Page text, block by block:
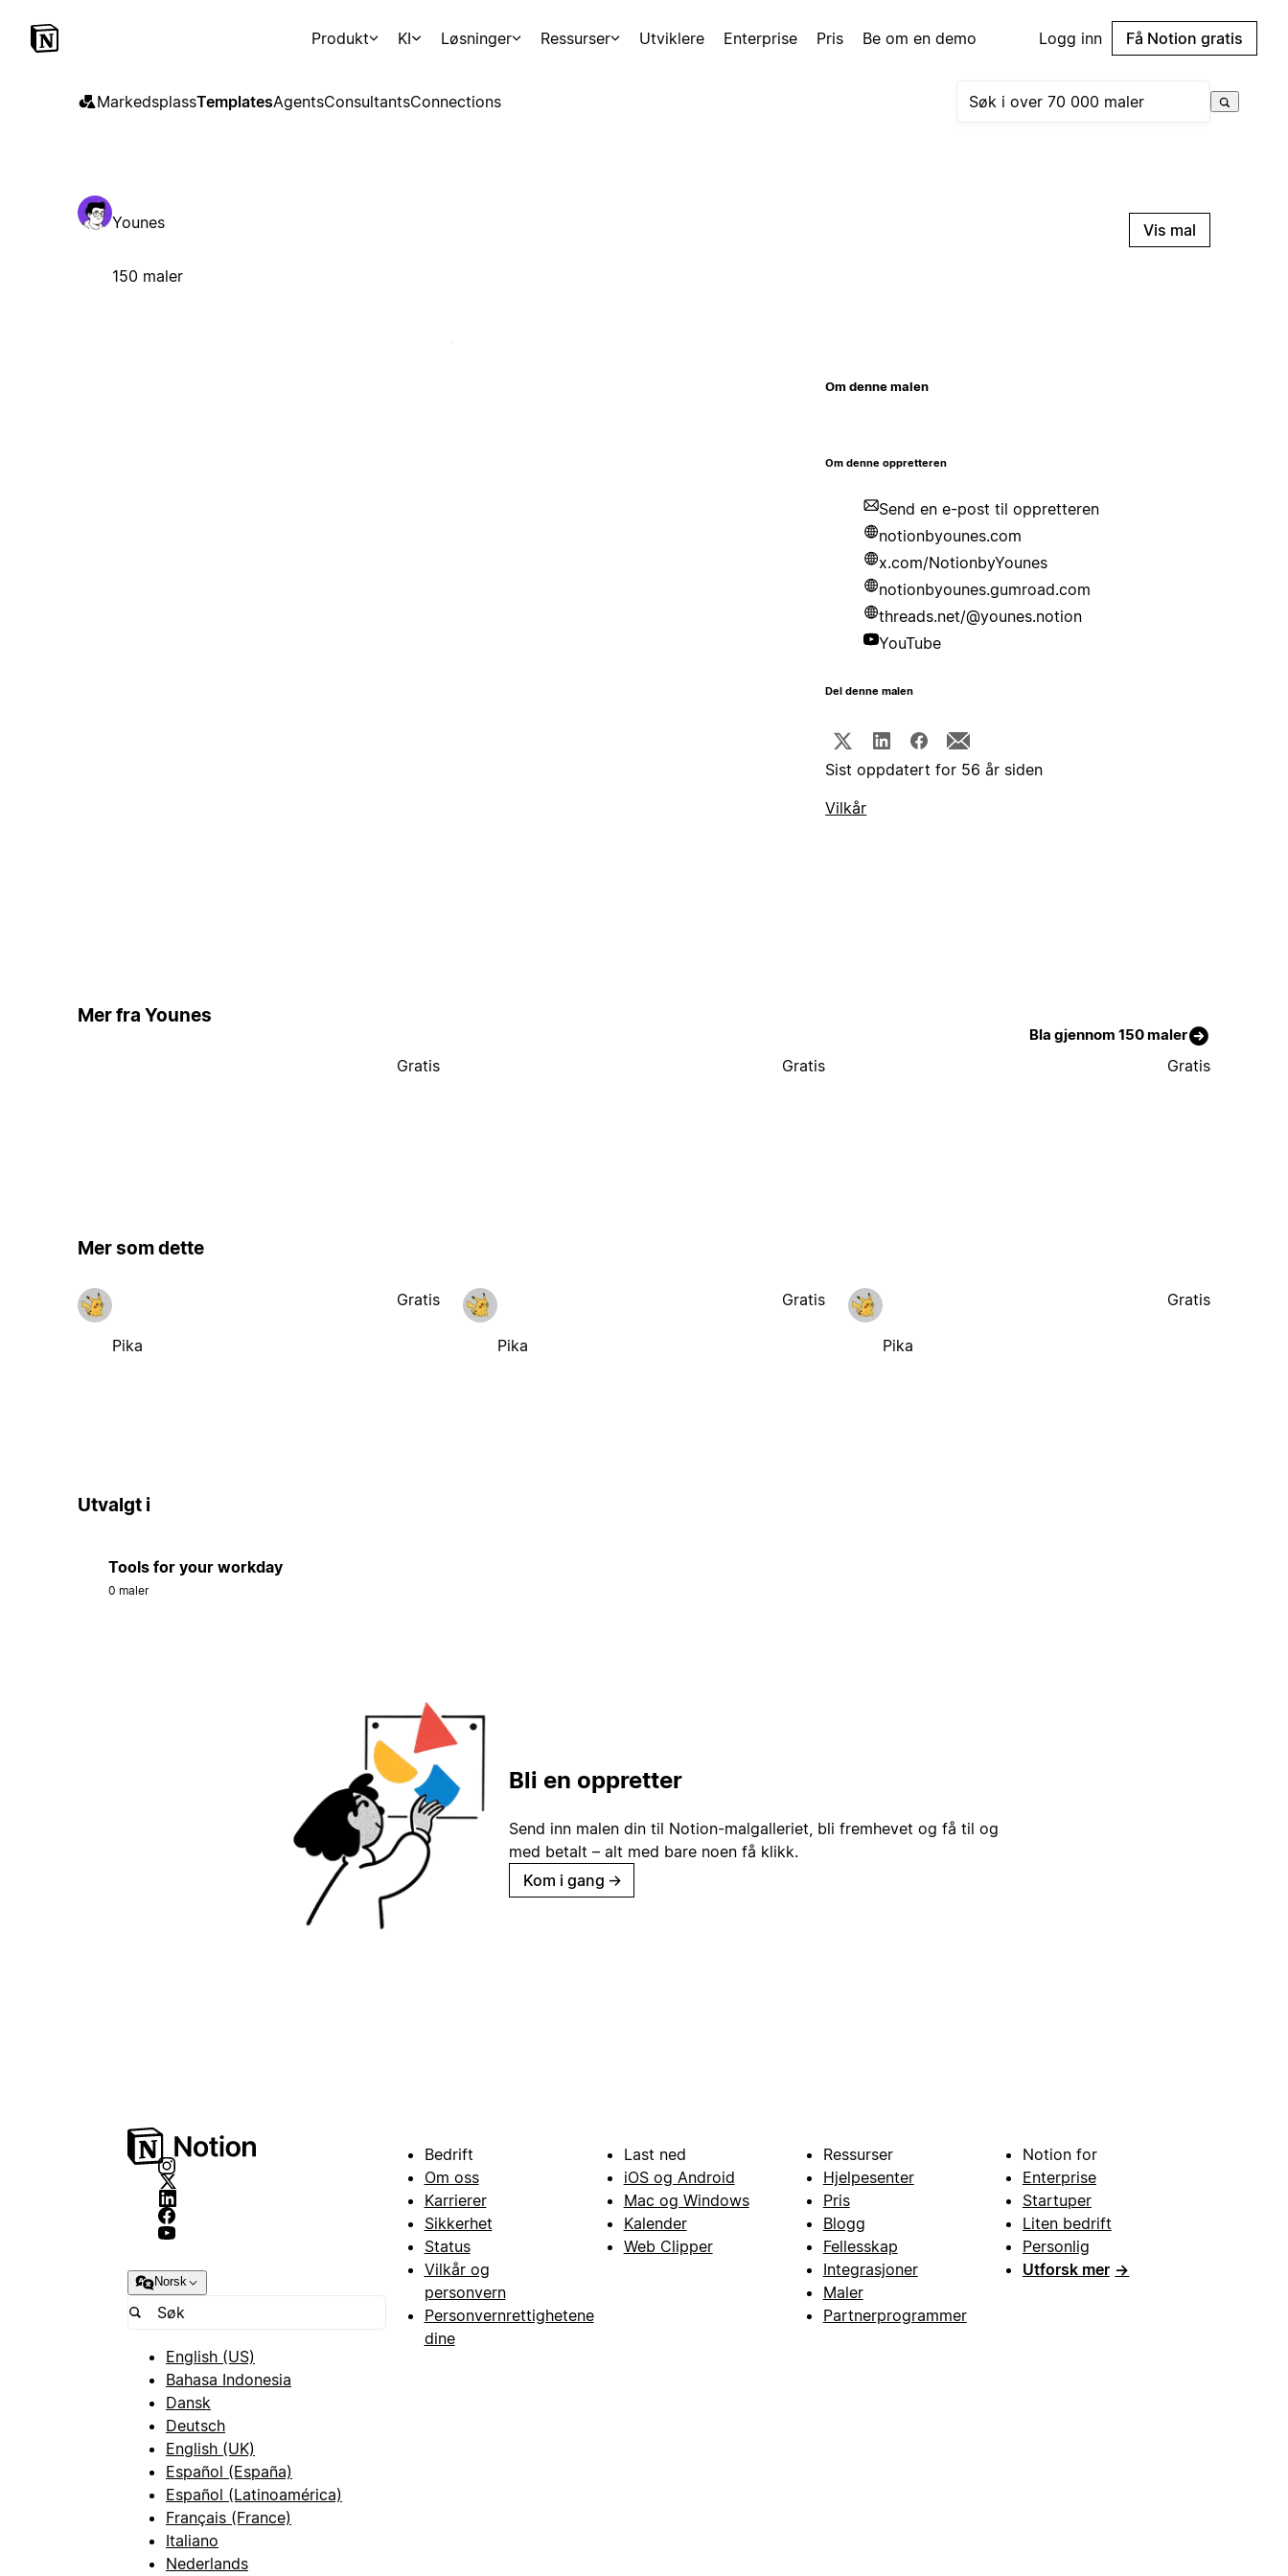
Produkt KI Løsninger Ressurser Utviklere Enterprise Pris Be om en demo Logg inn Få Notion gratis
MarkedsplassTemplatesAgentsConsultantsConnections
Younes
150 maler
Vis mal
Om denne malen
Om denne oppretteren
Send en e-post til oppretteren
notionbyounes.com
x.com/NotionbyYounes
notionbyounes.gumroad.com
threads.net/@younes.notion
YouTube
Del denne malen
Sist oppdatert for 56 år siden
Vilkår
Mer fra Younes
Bla gjennom 150 maler
Gratis Gratis Gratis
Mer som dette
Pika
Gratis
Pika
Gratis
Pika
Gratis
Utvalgt i
Tools for your workday
0 maler
Bli en oppretter
Send inn malen din til Notion-malgalleriet, bli fremhevet og få til og
med betalt – alt med bare noen få klikk.
Kom i gang →
Norsk
English (US)
Bahasa Indonesia
Dansk
Deutsch
English (UK)
Español (España)
Español (Latinoamérica)
Français (France)
Italiano
Nederlands
Bedrift
Om oss
Karrierer
Sikkerhet
Status
Vilkår og
personvern
Personvernrettighetene
dine
Last ned
iOS og Android
Mac og Windows
Kalender
Web Clipper
Ressurser
Hjelpesenter
Pris
Blogg
Fellesskap
Integrasjoner
Maler
Partnerprogrammer
Notion for
Enterprise
Startuper
Liten bedrift
Personlig
Utforsk mer →